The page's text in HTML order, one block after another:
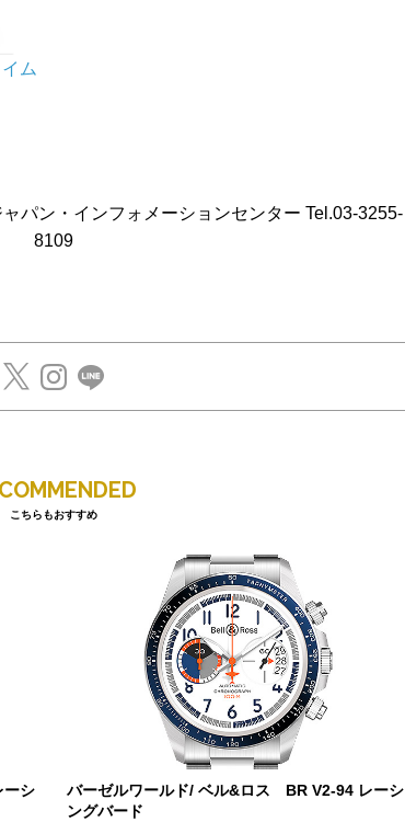
ム
パン・インフォメーションセンター Tel.03-3255-
8109
こちらもおすすめ
シ
バーゼルワールド/ ベル&ロス BR V2-94 レーシ
ングバード